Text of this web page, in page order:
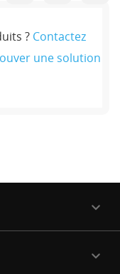
? Contactez
une solution